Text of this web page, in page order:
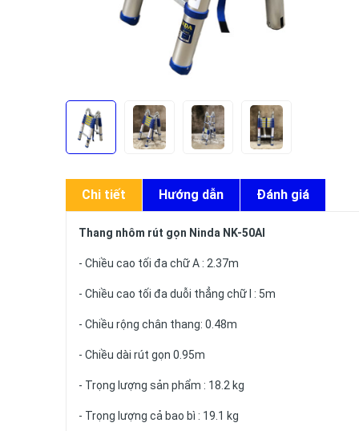
Chi tiết Hướng dẫn Đánh giá
Thang nhôm rút gọn Ninda NK-50AI
- Chiều cao tối đa chữ A : 2.37m
- Chiều cao tối đa duỗi thẳng chữ I : 5m
- Chiều rộng chân thang: 0.48m
- Chiều dài rút gọn 0.95m
- Trọng lượng sản phẩm : 18.2 kg
- Trọng lượng cả bao bì : 19.1 kg